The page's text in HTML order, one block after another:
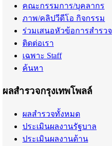
คณะกรรมการ/บุคลากร
ภาพ/คลิปวีดีโอ กิจกรรม
ร่วมเสนอหัวข้อการสำรวจ
ติดต่อเรา
เฉพาะ Staff
ค้นหา
ผลสำรวจกรุงเทพโพลล์
ผลสำรวจทั้งหมด
ประเมินผลงานรัฐบาล
ประเมินผลงานด้าน